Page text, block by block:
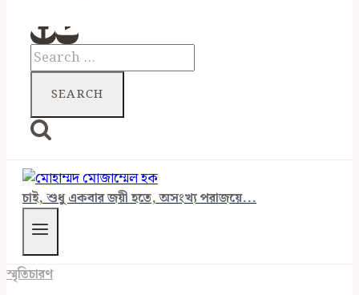
Search
for:
চাই, শুধু একবার জয়ী হতে, অসংখ্য পরাজয়ে...
স্মৃতিচারণ